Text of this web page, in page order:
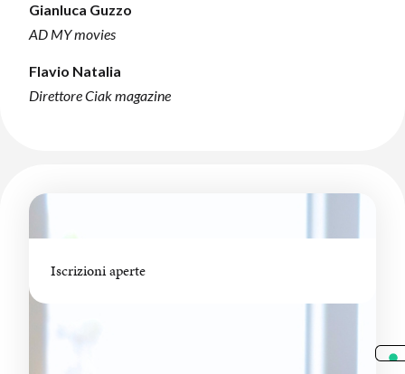
Gianluca Guzzo
AD MY movies
Flavio Natalia
Direttore Ciak magazine
Iscrizioni aperte